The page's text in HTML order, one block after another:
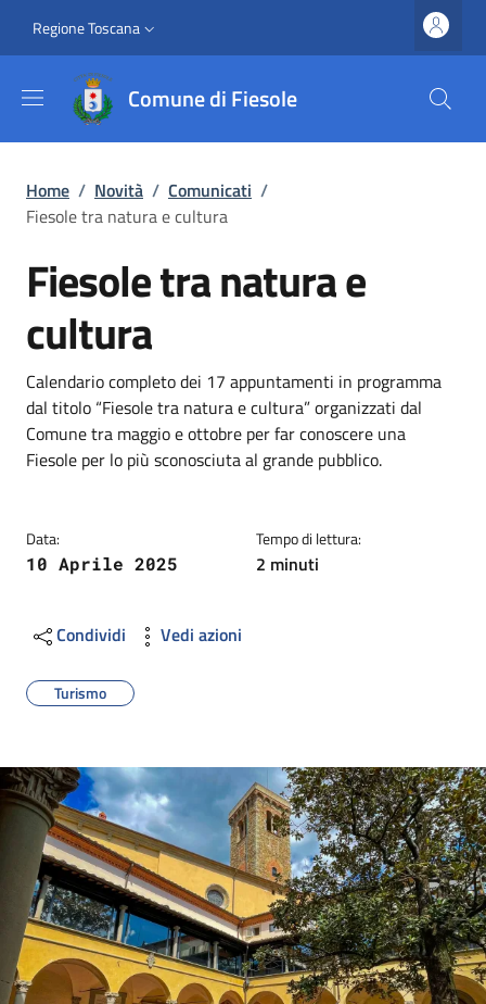
Slim top
Regione Toscana
Comune di Fiesole
Briciole di pane
Home / Novità / Comunicati /
Fiesole tra natura e cultura
Fiesole tra natura e
cultura
Dettagli
Descrizione breve
Calendario completo dei 17 appuntamenti in programma
dal titolo “Fiesole tra natura e cultura” organizzati dal
Comune tra maggio e ottobre per far conoscere una
Fiesole per lo più sconosciuta al grande pubblico.
Data:
10 Aprile 2025
Tempo di lettura:
2 minuti
Condividi Vedi azioni
Turismo
Image